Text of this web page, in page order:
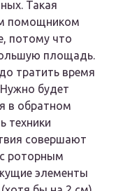
Такая
помощником
потому что
площадь.
тратить время
будет
в обратном
техники
совершают
роторным
элементы